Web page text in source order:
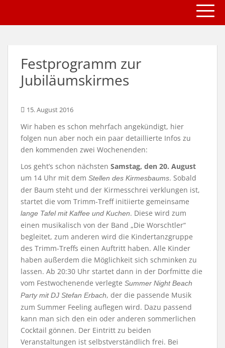
i
Festprogramm zur
Jubiläumskirmes
15. August 2016
Wir haben es schon mehrfach angekündigt, hier
folgen nun aber noch ein paar detaillierte Infos zu
den kommenden zwei Wochenenden:
Los geht’s schon nächsten Samstag, den 20. August
um 14 Uhr mit dem Stellen des Kirmesbaums. Sobald
der Baum steht und der Kirmesschrei verklungen ist,
startet die vom Trimm-Treff initiierte gemeinsame
lange Tafel mit Kaffee und Kuchen. Diese wird zum
einen musikalisch von der Band „Die Worschtler“
begleitet, zum anderen wird die Kindertanzgruppe
des Trimm-Treffs einen Auftritt haben. Alle Kinder
haben außerdem die Möglichkeit sich schminken zu
lassen. Ab 20:30 Uhr startet dann in der Dorfmitte die
vom Festwochenende verlegte Summer Night Beach
Party mit DJ Stefan Erbach, der die passende Musik
zum Summer Feeling auflegen wird. Dazu passend
kann man sich den ein oder anderen sommerlichen
Cocktail gönnen. Der Eintritt zu beiden
Veranstaltungen ist selbstverständlich frei. Bei